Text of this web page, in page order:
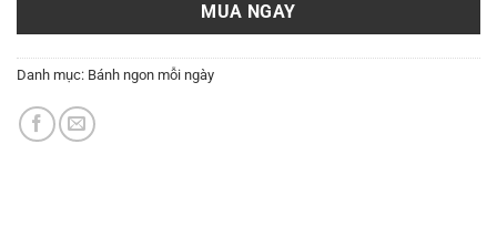
MUA NGAY
Danh mục: Bánh ngon mỗi ngày